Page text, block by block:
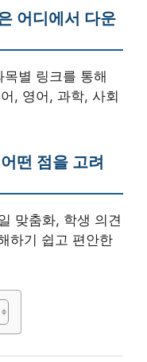
어디에서 다운
별 링크를 통해
, 영어, 과학, 사회
떤 점을 고려
맞춤화, 학생 의견
하기 쉽고 편안한